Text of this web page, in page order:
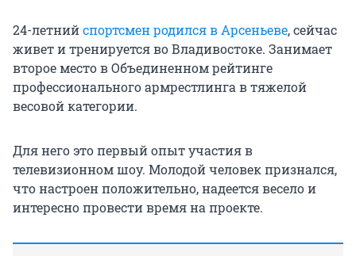
24-летнийспортсмен родился в Арсеньеве, сейчас
живет и тренируется во Владивостоке. Занимает
второе место в Объединенном рейтинге
профессионального армрестлинга в тяжелой
весовой категории.
Для него это первый опыт участия в
телевизионном шоу. Молодой человек признался,
что настроен положительно, надеется весело и
интересно провести время на проекте.